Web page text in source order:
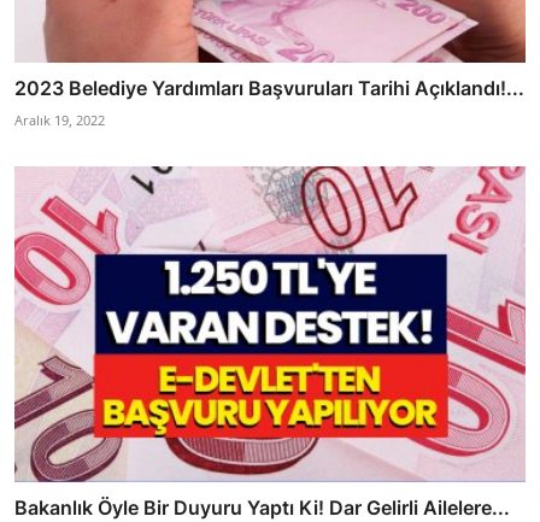
2023 Belediye Yardımları Başvuruları Tarihi Açıklandı!...
Aralık 19, 2022
Bakanlık Öyle Bir Duyuru Yaptı Ki! Dar Gelirli Ailelere...